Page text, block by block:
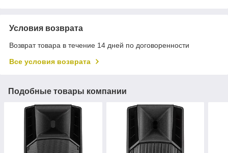
Условия возврата
Возврат товара в течение 14 дней по договоренности
Все условия возврата
Подобные товары компании